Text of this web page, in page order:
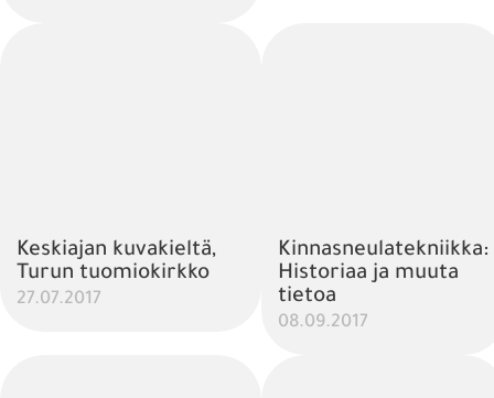
Keskiajan kuvakieltä,
Turun tuomiokirkko
27.07.2017
Kinnasneulatekniikka:
Historiaa ja muuta
tietoa
08.09.2017